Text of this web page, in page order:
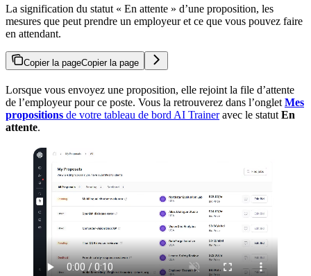
La signification du statut « En attente » d’une proposition, les
mesures que peut prendre un employeur et ce que vous pouvez faire
en attendant.
Copier la pageCopier la page
Lorsque vous envoyez une proposition, elle rejoint la file d’attente
de l’employeur pour ce poste. Vous la retrouverez dans l’onglet Mes
propositions de votre tableau de bord AI Traineravec le statut En
attente.